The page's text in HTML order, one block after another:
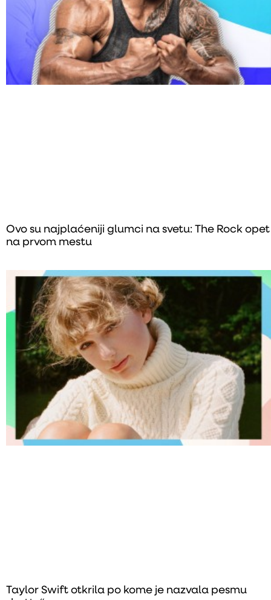
Ovo su najplaćeniji glumci na svetu: The Rock opet
na prvom mestu
Taylor Swift otkrila po kome je nazvala pesmu